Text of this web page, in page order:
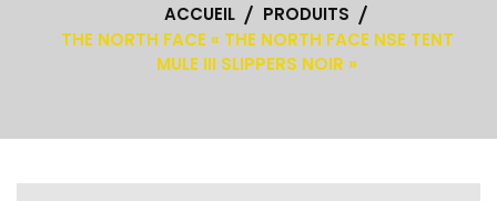
ACCUEIL
PRODUITS
THE NORTH FACE « THE NORTH FACE NSE TENT
MULE III SLIPPERS NOIR »